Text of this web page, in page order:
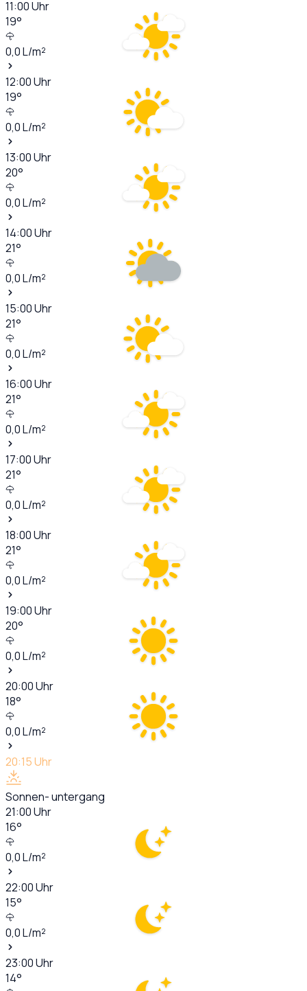
11:00Uhr
19°
0,0L/m²
12:00Uhr
19°
0,0L/m²
13:00Uhr
20°
0,0L/m²
14:00Uhr
21°
0,0L/m²
15:00Uhr
21°
0,0L/m²
16:00Uhr
21°
0,0L/m²
17:00Uhr
21°
0,0L/m²
18:00Uhr
21°
0,0L/m²
19:00Uhr
20°
0,0L/m²
20:00Uhr
18°
0,0L/m²
20:15Uhr
Sonnen- untergang
21:00Uhr
16°
0,0L/m²
22:00Uhr
15°
0,0L/m²
23:00Uhr
14°